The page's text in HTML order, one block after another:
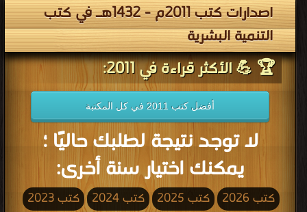
اصدارات كتب 2011م - 1432هـ في كتب
التنمية البشرية
🏆 💪 الأكثر قراءة في 2011:
أفضل كتب 2011 في كل المكتبة
لا توجد نتيجة لطلبك حاليًا ؛
يمكنك اختيار سنة أخرى:
كتب 2026 كتب 2025 كتب 2024
كتب 2023